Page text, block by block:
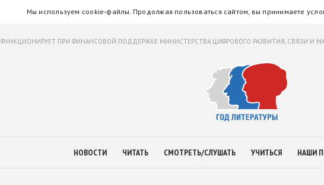
Мы используем cookie-файлы. Продолжая пользоваться сайтом, вы принимаете
ФУНКЦИОНИРУЕТ ПРИ ФИНАНСОВОЙ ПОДДЕРЖКЕ МИНИСТЕРСТВА ЦИФРОВОГО РАЗВИТИЯ, СВЯЗИ И
НОВОСТИ ЧИТАТЬ СМОТРЕТЬ/СЛУШАТЬ УЧИТЬСЯ НАШИ